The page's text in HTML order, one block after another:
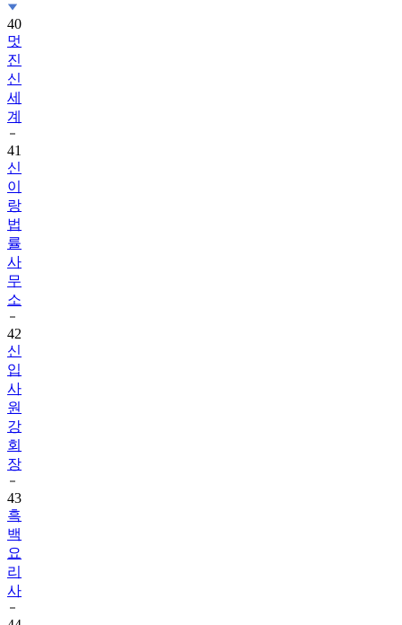
40
멋
진
신
세
계
41
신
이
랑
법
률
사
무
소
42
신
입
사
원
강
회
장
43
흑
백
요
리
사